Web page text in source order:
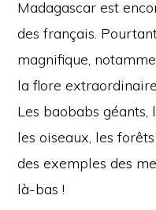
Madagascar est
des français.
magnifique,
la flore
Les baobabs géants,
les oiseaux, les
des exemples des
là-bas !